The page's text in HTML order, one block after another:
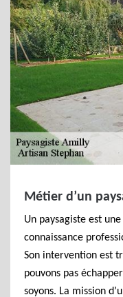
Métier d’un
Un paysagiste est
connaissance
Son intervention est
pouvons pas
soyons. La mission